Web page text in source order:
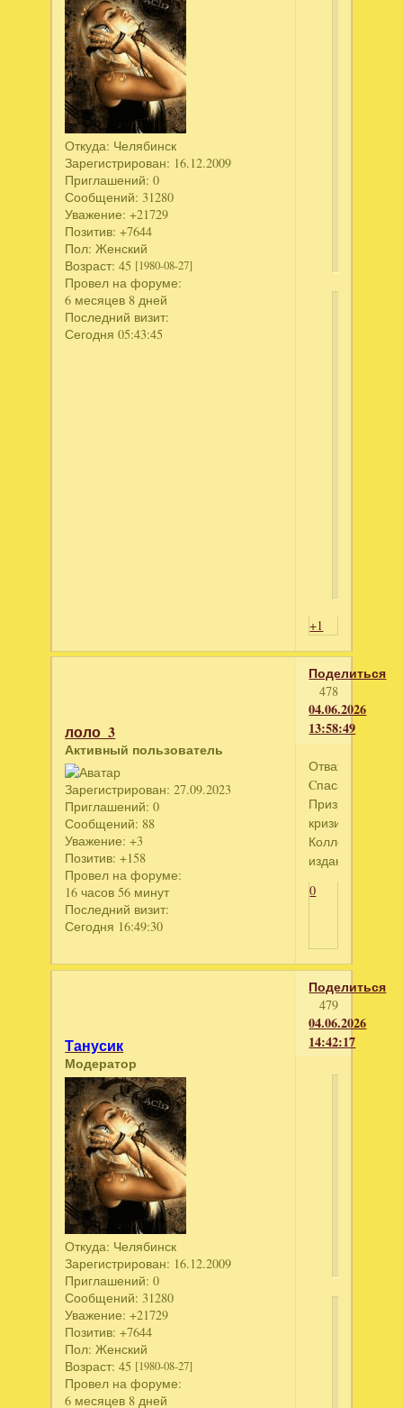
Откуда: Челябинск
Зарегистрирован: 16.12.2009
Приглашений: 0
Сообщений: 31280
Уважение: +21729
Позитив: +7644
Пол: Женский
Возраст: 45 [1980-08-27]
Провел на форуме:
6 месяцев 8 дней
Последний визит:
Сегодня 05:43:45
+1
Поделиться
478
04.06.2026
13:58:49
лоло_3
Активный пользователь
Зарегистрирован: 27.09.2023
Приглашений: 0
Сообщений: 88
Уважение: +3
Позитив: +158
Провел на форуме:
16 часов 56 минут
Последний визит:
Сегодня 16:49:30
Отважные
Cпасатели.
Призрачный
кризис.
Коллекционное
издание
0
Поделиться
479
04.06.2026
14:42:17
Танусик
Модератор
Откуда: Челябинск
Зарегистрирован: 16.12.2009
Приглашений: 0
Сообщений: 31280
Уважение: +21729
Позитив: +7644
Пол: Женский
Возраст: 45 [1980-08-27]
Провел на форуме:
6 месяцев 8 дней